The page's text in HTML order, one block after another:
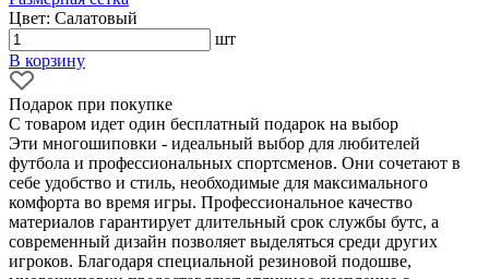
Цвет: Салатовый
шт
В корзину
Подарок при покупке
С товаром идет один бесплатный подарок на выбор
Эти многошиповки - идеальный выбор для любителей
футбола и профессиональных спортсменов. Они сочетают в
себе удобство и стиль, необходимые для максимального
комфорта во время игры. Профессиональное качество
материалов гарантирует длительный срок службы бутс, а
современный дизайн позволяет выделяться среди других
игроков. Благодаря специальной резиновой подошве,